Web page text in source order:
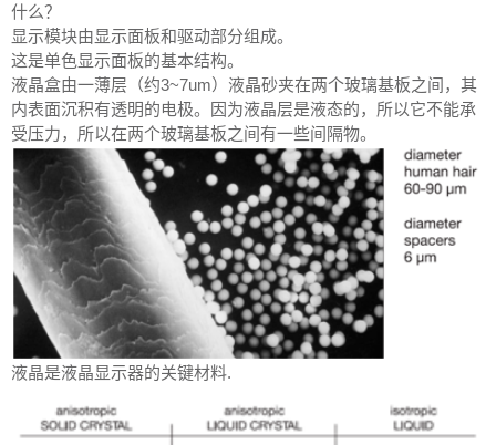
什么？
显示模块由显示面板和驱动部分组成。
这是单色显示面板的基本结构。
液晶盒由一薄层（约3~7um）液晶砂夹在两个玻璃基板之间，其
内表面沉积有透明的电极。因为液晶层是液态的，所以它不能承
受压力，所以在两个玻璃基板之间有一些间隔物。
液晶是液晶显示器的关键材料.